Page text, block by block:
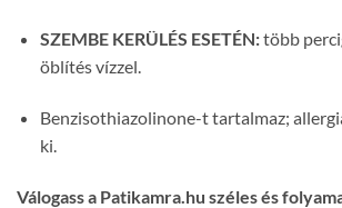
SZEMBE KERÜLÉS ESETÉN:több
öblítés vízzel.
Benzisothiazolinone-t tartalmaz;
ki.
Válogass a Patikamra.hu széles és